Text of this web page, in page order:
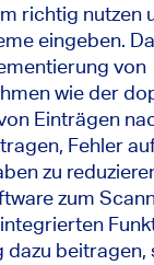
richtig nutzen
eingeben.
von
wie der
Einträgen
Fehler
zu
zum
dazu beitragen,